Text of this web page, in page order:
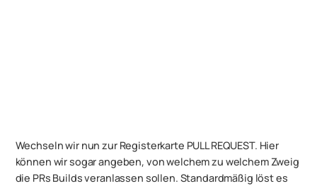
Wechseln wir nun zur Registerkarte PULL REQUEST. Hier
können wir sogar angeben, von welchem zu welchem Zweig
die PRs Builds veranlassen sollen. Standardmäßig löst es